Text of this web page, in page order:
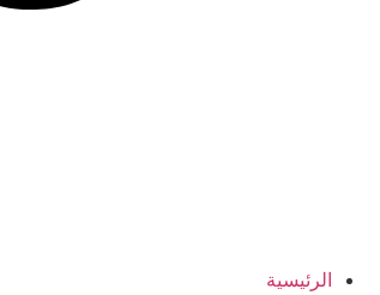
الرئيسية